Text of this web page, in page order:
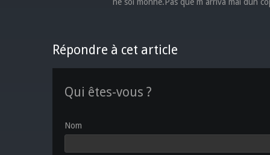
Répondre à cet article
Qui êtes-vous ?
Nom